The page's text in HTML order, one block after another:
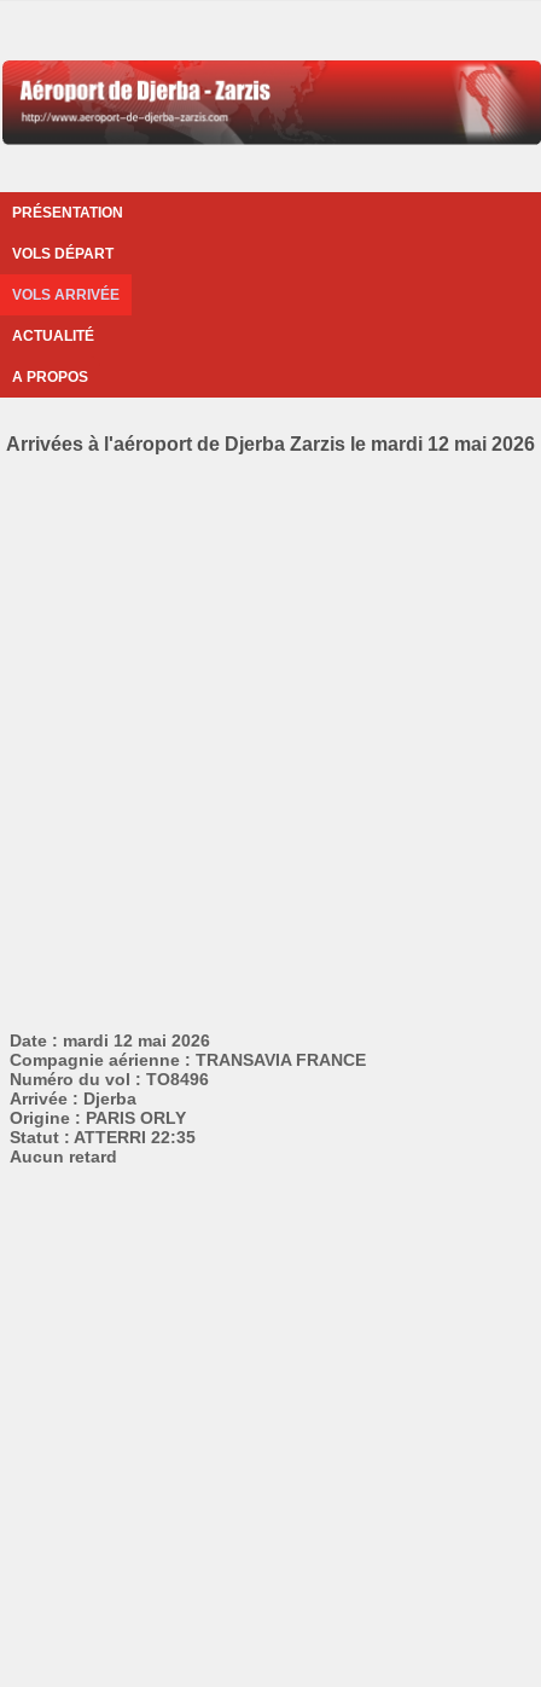
PRÉSENTATION
VOLS DÉPART
VOLS ARRIVÉE
ACTUALITÉ
A PROPOS
Arrivées à l'aéroport de Djerba Zarzis le mardi 12 mai 2026
Date : mardi 12 mai 2026
Compagnie aérienne : TRANSAVIA FRANCE
Numéro du vol : TO8496
Arrivée : Djerba
Origine : PARIS ORLY
Statut : ATTERRI 22:35
Aucun retard